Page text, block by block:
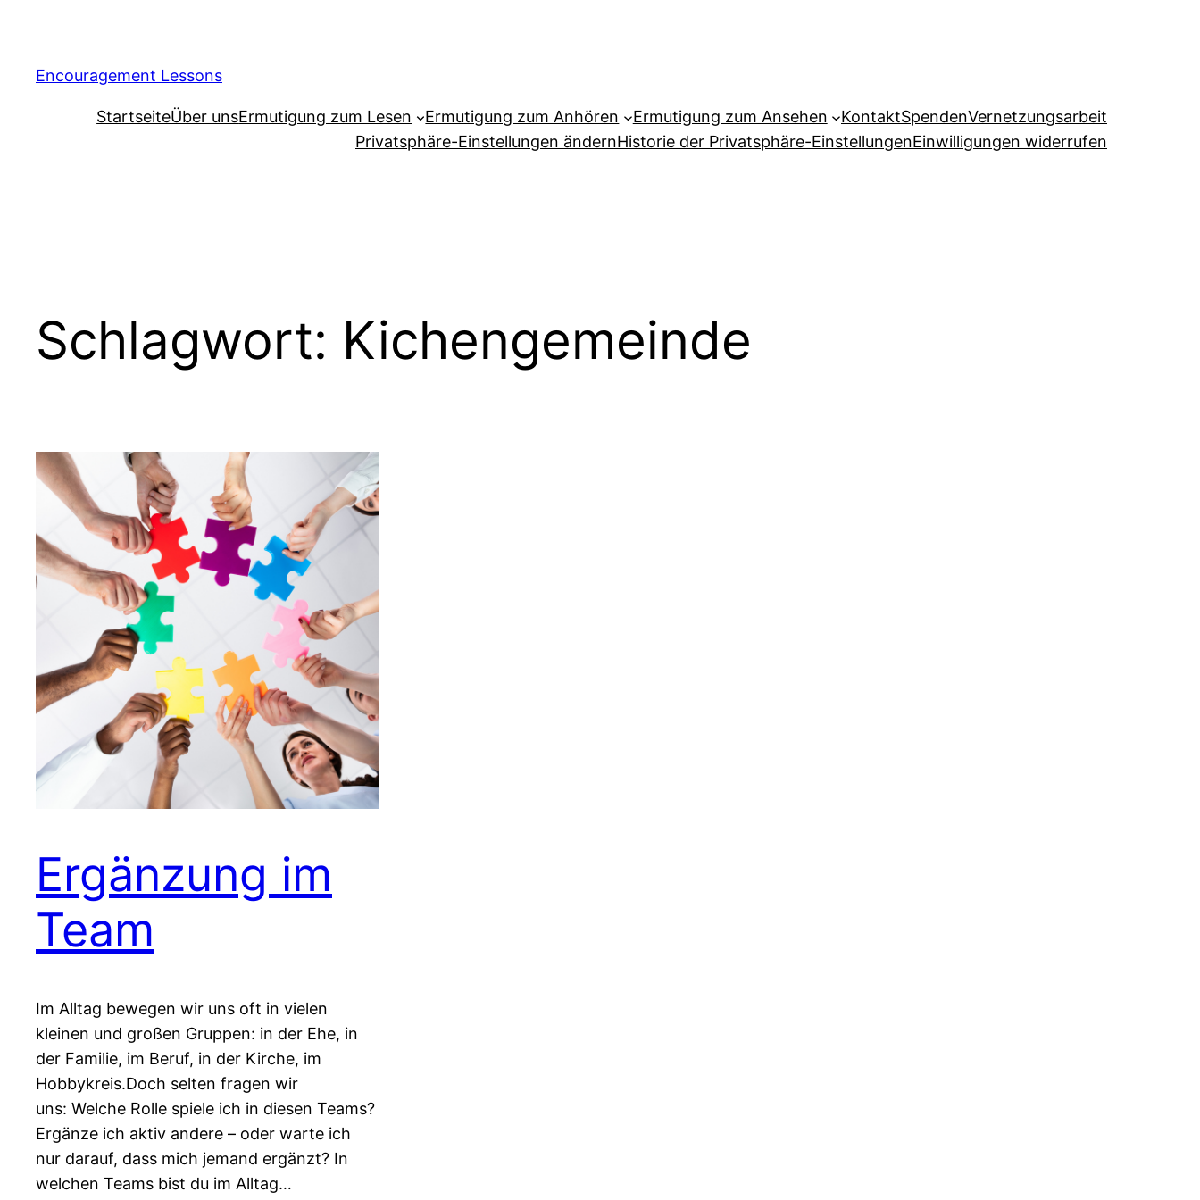
Encouragement Lessons
StartseiteÜber unsErmutigung zum Lesen Ermutigung zum Anhören Ermutigung zum Ansehen KontaktSpendenVernetzungsarbeit
Privatsphäre-Einstellungen ändernHistorie der Privatsphäre-EinstellungenEinwilligungen widerrufen
Schlagwort: Kichengemeinde
Ergänzung im
Team
Im Alltag bewegen wir uns oft in vielen
kleinen und großen Gruppen: in der Ehe, in
der Familie, im Beruf, in der Kirche, im
Hobbykreis.Doch selten fragen wir
uns: Welche Rolle spiele ich in diesen Teams?
Ergänze ich aktiv andere – oder warte ich
nur darauf, dass mich jemand ergänzt? In
welchen Teams bist du im Alltag…